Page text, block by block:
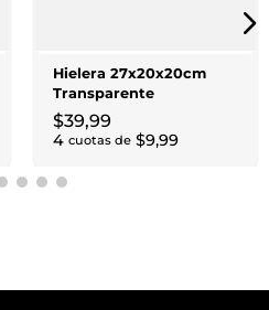
Hielera 27x20x20cm
Transparente
$39,99
4 cuotas de $9,99